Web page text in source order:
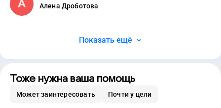
Алена Дроботова
Показать ещё
Тоже нужна ваша помощь
Может заинтересовать Почти у цели